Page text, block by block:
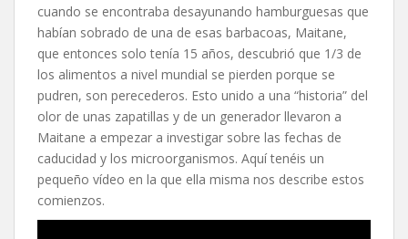
cuando se encontraba desayunando hamburguesas que
habían sobrado de una de esas barbacoas, Maitane,
que entonces solo tenía 15 años, descubrió que 1/3 de
los alimentos a nivel mundial se pierden porque se
pudren, son perecederos. Esto unido a una “historia” del
olor de unas zapatillas y de un generador llevaron a
Maitane a empezar a investigar sobre las fechas de
caducidad y los microorganismos. Aquí tenéis un
pequeño vídeo en la que ella misma nos describe estos
comienzos.